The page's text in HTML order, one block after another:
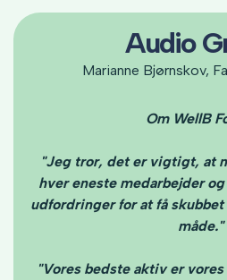
Audio
Marianne Bjørnskov,
Om WellB
"Jeg tror, det er vigtigt, at
hver eneste medarbejder
udfordringer for at få
måde."
"Vores bedste aktiv er